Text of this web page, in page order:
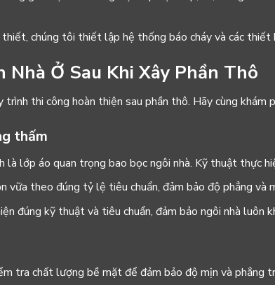
thiết, chúng tôi thiết lập hệ thống báo cháy và các
Ở Sau Khi Xây Phần Thô
trình thi công hoàn thiện sau phần thô. Hãy cùng khám
thấm
là lớp áo quan trọng bao bọc ngôi nhà. Kỹ thuật thực
vữa theo đúng tỷ lệ tiêu chuẩn, đảm bảo độ phẳng
đúng kỹ thuật và tiêu chuẩn, đảm bảo ngôi nhà luôn
tra chất lượng bề mặt để đảm bảo độ mịn và phẳng